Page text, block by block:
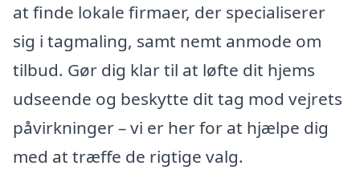
at finde lokale firmaer, der specialiserer
sig i tagmaling, samt nemt anmode om
tilbud. Gør dig klar til at løfte dit hjems
udseende og beskytte dit tag mod vejrets
påvirkninger – vi er her for at hjælpe dig
med at træffe de rigtige valg.